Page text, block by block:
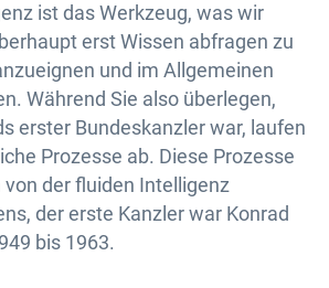
ist das Werkzeug, was wir
erst Wissen abfragen zu
und im Allgemeinen
Während Sie also überlegen,
erster Bundeskanzler war, laufen
Prozesse ab. Diese Prozesse
der fluiden Intelligenz
der erste Kanzler war Konrad
bis 1963.